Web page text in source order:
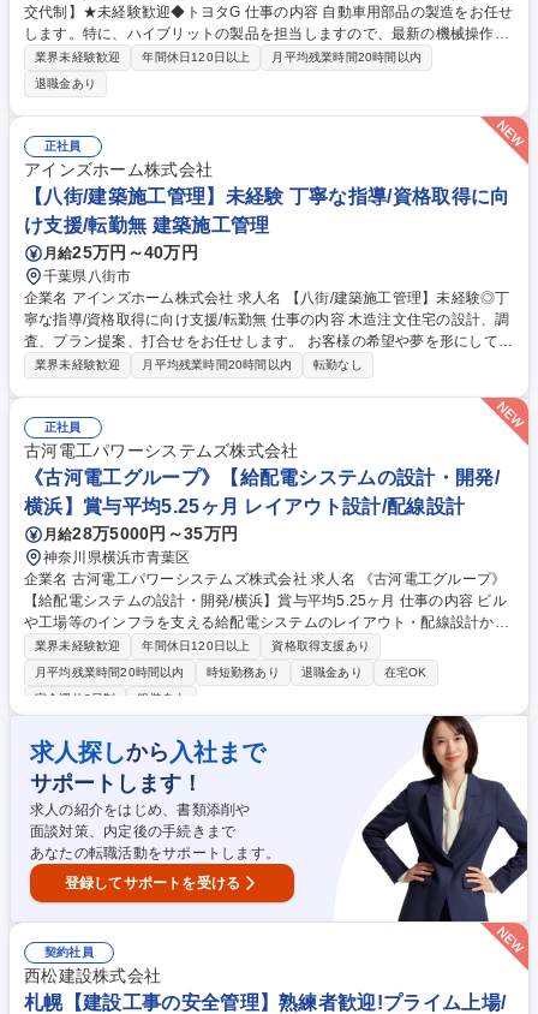
交代制】★未経験歓迎◆トヨタG 仕事の内容 自動車用部品の製造をお任せ
します。特に、ハイブリットの製品を担当しますので、最新の機械操作も
行えます。工程毎に分かれ業務いただきますが、単純作業だけではなく一
定スキルの習得もいただける環境です。 【具体例】■製造業務：材料投
入、プレス機操作、成型品の加工・検査、次工程への運搬等■設備対応：
プレス型替え、品質確認、刃具交換、設備メンテナンス業務■教育体制：
OJT中心で先輩社員が丁寧に指導。資格取得支援制度も充実【環境に関し
て】空調完備しておりますが、設備特性上工程により夏場は40℃程度とな
る作業場所も有。交代制での休憩や安全装置の設置など、社員の安全面に
配慮しておりますのでご安心ください。 募集職種 【春日井/自動車部品の
製造（3交代制】★未経験歓迎◆トヨタG
業界未経験歓迎 年間休日120日以上
月平均残業時間20時間以内
退職金あり
正社員
アインズホーム株式会社
【八街/建築施工管理】未経験 丁寧な指導/資格取得に向
け支援/転勤無 建築施工管理
月給25万円～40万円
千葉県八街市
企業名 アインズホーム株式会社 求人名 【八街/建築施工管理】未経験◎丁
寧な指導/資格取得に向け支援/転勤無 仕事の内容 木造注文住宅の設計、調
査、プラン提案、打合せをお任せします。 お客様の希望や夢を形にして、
カッコイイ、オシャレ、カワイイ家を 一緒に作り上げていきましょう。 ■
揮を担当。 ■工事の全工程を事前にしっかり計画し、工程表を作成。 協力
業者のスタッフとのコミュニケーションを常に図り、 工程表通りに工事を
進められるように管理します。 [変更範囲:当社業務全般] 募集職種 【八街/
建築施工管理】未経験◎丁寧な指導/資格取得に向け支援/転勤無
業界未経験歓迎 月平均残業時間20時間以内 転勤なし
正社員
古河電工パワーシステムズ株式会社
《古河電工グループ》【給配電システムの設計・開発/
横浜】賞与平均5.25ヶ月 レイアウト設計/配線設計
月給28万5000円～35万円
神奈川県横浜市青葉区
企業名 古河電工パワーシステムズ株式会社 求人名 《古河電工グループ》
【給配電システムの設計・開発/横浜】賞与平均5.25ヶ月 仕事の内容 ビル
や工場等のインフラを支える給配電システムのレイアウト・配線設計か
ら、顧客への技術提案、工場への製造手配まで一貫して担当。デスクワー
クに留まらず、折衝や工程管理など幅広く活躍できる環境です。 【具体的
業務】■顧客からの要求仕様の詳細確認、および要件定義 ■2DCADを用い
への製造手配と進捗・納期管理 ■取引先（中国地方中心等）への訪問、技
術的な提案・折衝 ■1～2ヶ月サイクルのプロジェクトを並行して進行管理
※入社後は1on1の手厚いOJTを通じ、製品知識を基礎から習得できます。
募集職種 《古河電工グループ》【給配電システムの設計・開発/横浜】賞
与平均5.25ヶ月
業界未経験歓迎 年間休日120日以上
資格取得支援あり
月平均残業時間20時間以内
時短勤務あり 退職金あり
在宅OK
完全週休2日制
服装自由
求人探しから 入社まで
サポートします！
求人の紹介をはじめ、書類添削や
面談対策、内定後の手続きまで
あなたの転職活動をサポートします。
登録してサポートを受ける
契約社員
西松建設株式会社
札幌【建設工事の安全管理】熟練者歓迎!プライム上場/